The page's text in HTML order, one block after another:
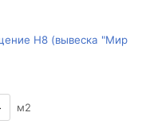
Н8 (вывеска "Мир
м2